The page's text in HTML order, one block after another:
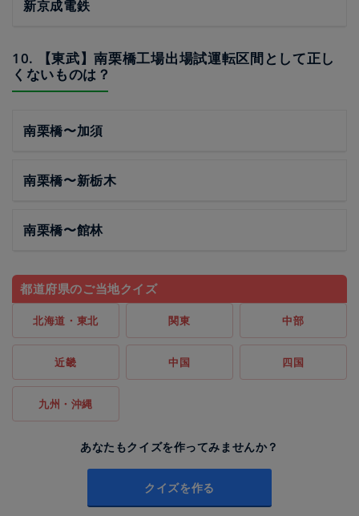
新京成電鉄
10. 【東武】南栗橋工場出場試運転区間として正し
くないものは？
南栗橋〜加須
南栗橋〜新栃木
南栗橋〜館林
都道府県のご当地クイズ
北海道・東北 関東 中部
近畿 中国 四国
九州・沖縄
あなたもクイズを作ってみませんか？
クイズを作る